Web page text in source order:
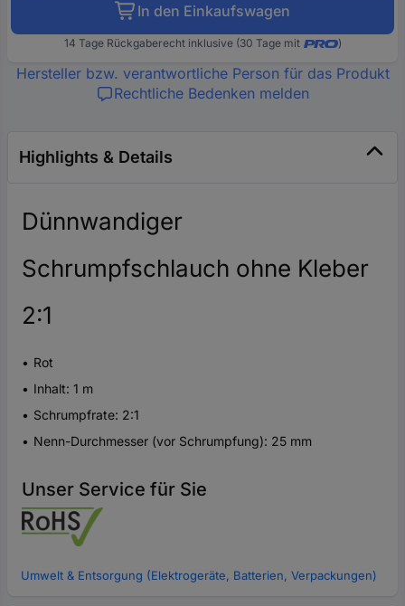
In den Einkaufswagen
14 Tage Rückgaberecht inklusive (30 Tage mit )
Hersteller bzw. verantwortliche Person für das Produkt
Rechtliche Bedenken melden
Highlights & Details
Dünnwandiger
Schrumpfschlauch ohne Kleber
2:1
Rot
Inhalt: 1 m
Schrumpfrate: 2:1
Nenn-Durchmesser (vor Schrumpfung): 25 mm
Unser Service für Sie
Umwelt & Entsorgung (Elektrogeräte, Batterien, Verpackungen)